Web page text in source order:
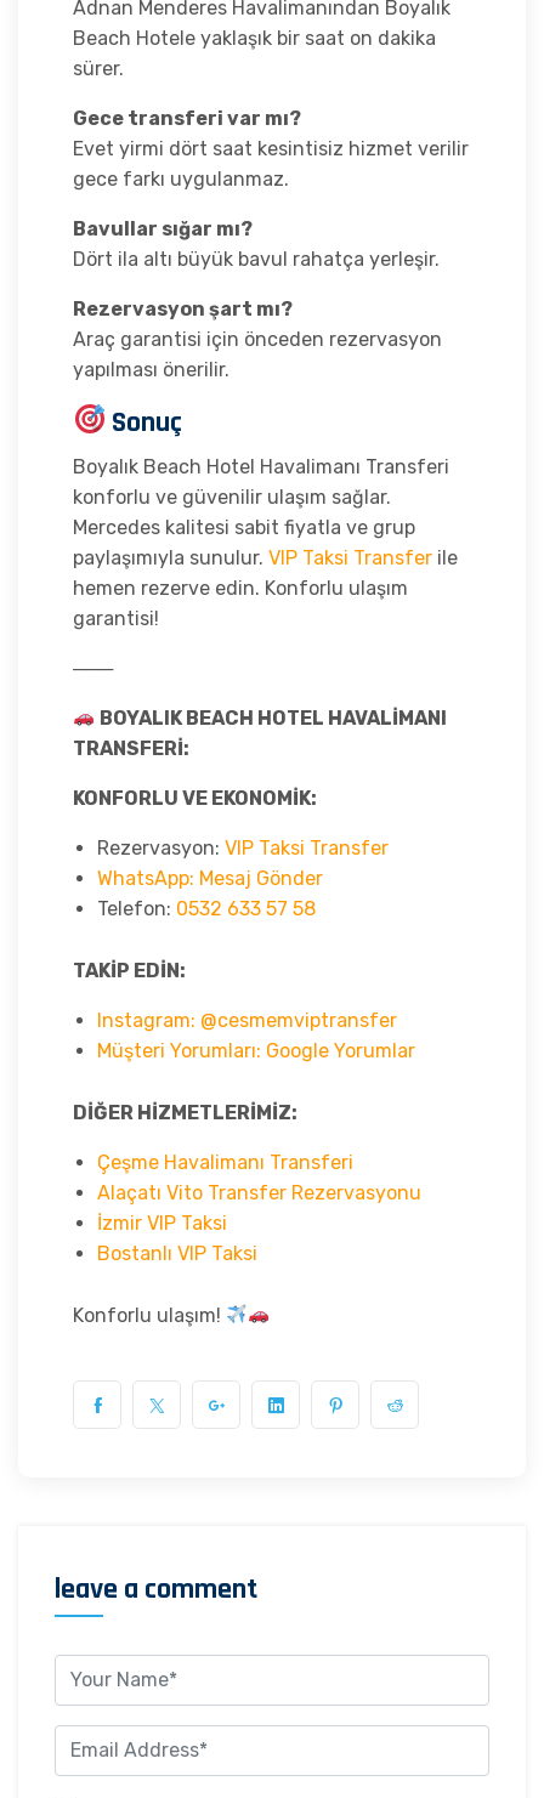
Adnan Menderes Havalimanından Boyalık
Beach Hotele yaklaşık bir saat on dakika
sürer.
Gece transferi var mı?
Evet yirmi dört saat kesintisiz hizmet verilir
gece farkı uygulanmaz.
Bavullar sığar mı?
Dört ila altı büyük bavul rahatça yerleşir.
Rezervasyon şart mı?
Araç garantisi için önceden rezervasyon
yapılması önerilir.
Sonuç
Boyalık Beach Hotel Havalimanı Transferi
konforlu ve güvenilir ulaşım sağlar.
Mercedes kalitesi sabit fiyatla ve grup
paylaşımıyla sunulur. VIP Taksi Transfer ile
hemen rezerve edin. Konforlu ulaşım
garantisi!
───
BOYALIK BEACH HOTEL HAVALİMANI
TRANSFERİ:
KONFORLU VE EKONOMİK:
Rezervasyon: VIP Taksi Transfer
WhatsApp: Mesaj Gönder
Telefon: 0532 633 57 58
TAKİP EDİN:
Instagram: @cesmemviptransfer
Müşteri Yorumları: Google Yorumlar
DİĞER HİZMETLERİMİZ:
Çeşme Havalimanı Transferi
Alaçatı Vito Transfer Rezervasyonu
İzmir VIP Taksi
Bostanlı VIP Taksi
Konforlu ulaşım!
leave a comment